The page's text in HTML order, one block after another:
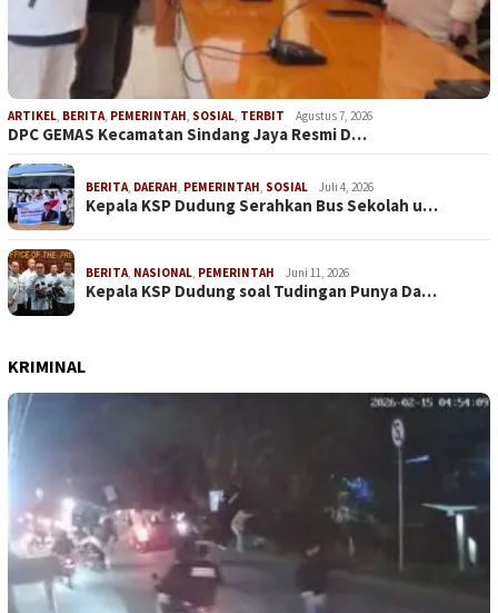
ARTIKEL BERITA PEMERINTAH SOSIAL TERBIT Agustus 7, 2026
DPC GEMAS Kecamatan Sindang Jaya Resmi D…
BERITA DAERAH PEMERINTAH SOSIAL Juli 4, 2026
Kepala KSP Dudung Serahkan Bus Sekolah u…
BERITA NASIONAL PEMERINTAH Juni 11, 2026
Kepala KSP Dudung soal Tudingan Punya Da…
KRIMINAL